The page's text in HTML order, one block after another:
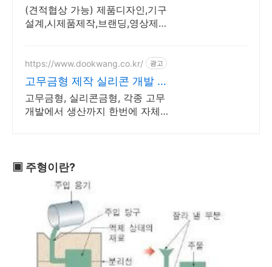
제디자인어워드 레드닷 수상
(견적협상 가능) 제품디자인,기구
설계,시제품제작,브랜딩,영상제작
주시면 친절히 상담드립니다.
https://www.dookwang.co.kr/ 광고
고무금형 제작 실리콘 개발 삼
성 LG 협력업체
고무금형, 실리콘금형, 각종 고무
개발에서 생산까지 한번에 자체제
▣ 주형이란?